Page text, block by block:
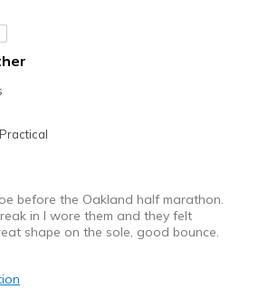
Feels half size too small
I'm Into Shoes
Practical
before the Oakland half marathon.
in I wore them and they felt
shape on the sole, good bounce.